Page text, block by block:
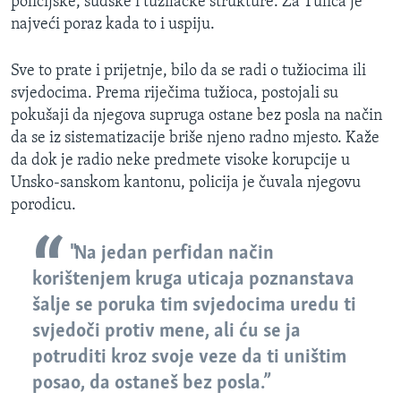
najveći poraz kada to i uspiju.
Sve to prate i prijetnje, bilo da se radi o tužiocima ili
svjedocima. Prema riječima tužioca, postojali su
pokušaji da njegova supruga ostane bez posla na način
da se iz sistematizacije briše njeno radno mjesto. Kaže
da dok je radio neke predmete visoke korupcije u
Unsko-sanskom kantonu, policija je čuvala njegovu
porodicu.
"Na jedan perfidan način
korištenjem kruga uticaja poznanstava
šalje se poruka tim svjedocima uredu ti
svjedoči protiv mene, ali ću se ja
potruditi kroz svoje veze da ti uništim
posao, da ostaneš bez posla.”